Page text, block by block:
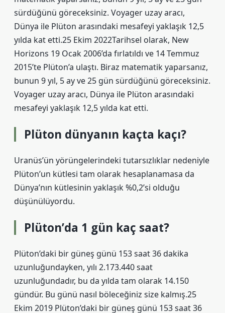
sürdüğünü göreceksiniz. Voyager uzay aracı,
Dünya ile Plüton arasındaki mesafeyi yaklaşık 12,5
yılda kat etti.25 Ekim 2022Tarihsel olarak, New
Horizons 19 Ocak 2006’da fırlatıldı ve 14 Temmuz
2015’te Plüton’a ulaştı. Biraz matematik yaparsanız,
bunun 9 yıl, 5 ay ve 25 gün sürdüğünü göreceksiniz.
Voyager uzay aracı, Dünya ile Plüton arasındaki
mesafeyi yaklaşık 12,5 yılda kat etti.
Plüton dünyanın kaçta kaçı?
Uranüs’ün yörüngelerindeki tutarsızlıklar nedeniyle
Plüton’un kütlesi tam olarak hesaplanamasa da
Dünya’nın kütlesinin yaklaşık %0,2’si olduğu
düşünülüyordu.
Plüton’da 1 gün kaç saat?
Plüton’daki bir güneş günü 153 saat 36 dakika
uzunluğundayken, yılı 2.173.440 saat
uzunluğundadır, bu da yılda tam olarak 14.150
gündür. Bu günü nasıl böleceğiniz size kalmış.25
Ekim 2019 Plüton’daki bir güneş günü 153 saat 36